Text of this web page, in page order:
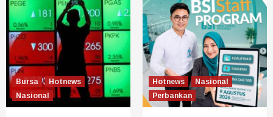
Bursa
Hotnews
Nasional
Hotnews
Nasional
Perbankan